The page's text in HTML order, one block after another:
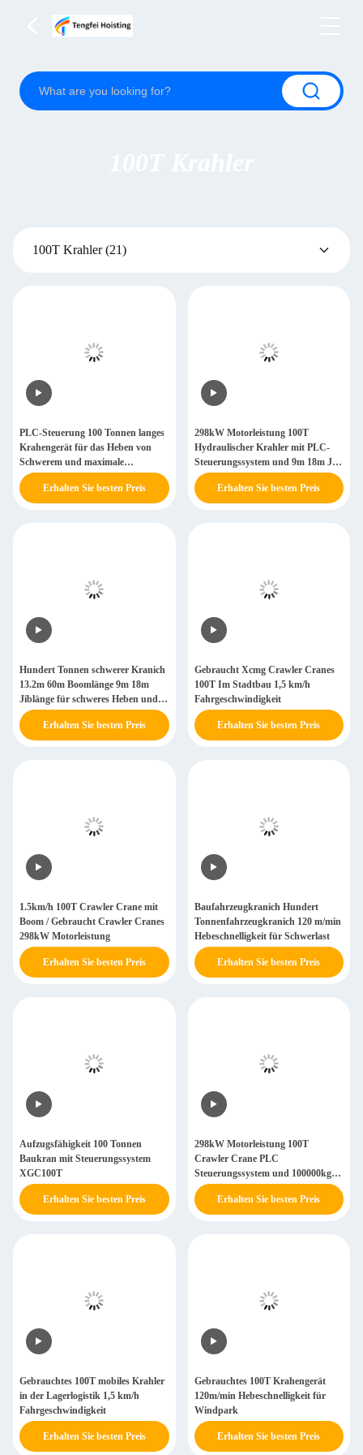
100T Krahler(21)
PLC-Steuerung 100 Tonnen langes
Krahengerät für das Heben von
Schwerem und maximale
Geschwindigkeit von 1,2 km/h
Erhalten Sie besten Preis
298kW Motorleistung 100T
Hydraulischer Krahler mit PLC-
Steuerungssystem und 9m 18m Jib
Länge
Erhalten Sie besten Preis
Hundert Tonnen schwerer Kranich
13.2m 60m Boomlänge 9m 18m
Jiblänge für schweres Heben und
reibungslosen Betrieb
Erhalten Sie besten Preis
Gebraucht Xcmg Crawler Cranes
100T Im Stadtbau 1,5 km/h
Fahrgeschwindigkeit
Erhalten Sie besten Preis
1.5km/h 100T Crawler Crane mit
Boom / Gebraucht Crawler Cranes
298kW Motorleistung
Erhalten Sie besten Preis
Baufahrzeugkranich Hundert
Tonnenfahrzeugkranich 120 m/min
Hebeschnelligkeit für Schwerlast
Erhalten Sie besten Preis
Aufzugsfähigkeit 100 Tonnen
Baukran mit Steuerungssystem
XGC100T
Erhalten Sie besten Preis
298kW Motorleistung 100T
Crawler Crane PLC
Steuerungssystem und 100000kg
Betriebsgewicht
Erhalten Sie besten Preis
Gebrauchtes 100T mobiles Krahler
in der Lagerlogistik 1,5 km/h
Fahrgeschwindigkeit
Erhalten Sie besten Preis
Gebrauchtes 100T Krahengerät
120m/min Hebeschnelligkeit für
Windpark
Erhalten Sie besten Preis